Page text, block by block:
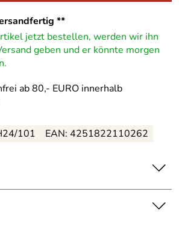
**
jetzt bestellen, werden wir ihn
geben und er könnte morgen
ab 80,- EURO innerhalb
101 EAN: 4251822110262
Kirche klein OHNE Leuchtmittel –